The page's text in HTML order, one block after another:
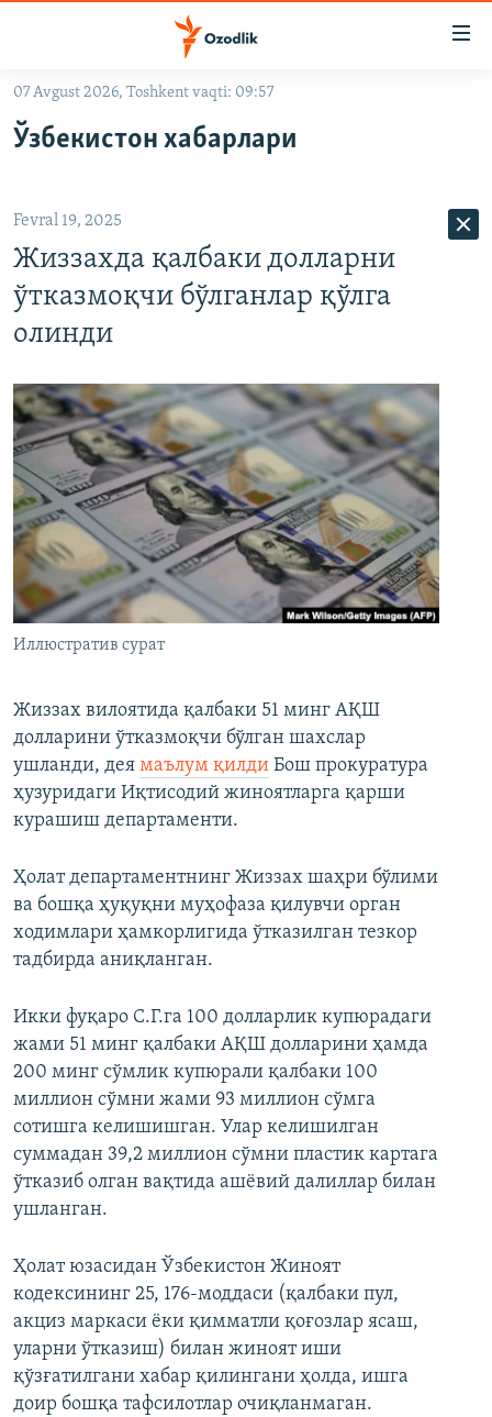
Асосий
Қидиришга
ўтинг
OZODLIK SURISHTIRUVLARI
На русском
ИЖТИМОИЙ ТАРМОҚЛАР
Озодлик бошқа тилларда
07 Avgust 2026, Toshkent vaqti: 09:57
Ўзбекистон хабарлари
Fevral 19, 2025
Жиззахда қалбаки долларни
ўтказмоқчи бўлганлар қўлга
олинди
Иллюстратив сурат
Жиззах вилоятида қалбаки 51 минг АҚШ
долларини ўтказмоқчи бўлган шахслар
ушланди, дея маълум қилди Бош прокуратура
ҳузуридаги Иқтисодий жиноятларга қарши
курашиш департаменти.
Ҳолат департаментнинг Жиззах шаҳри бўлими
ва бошқа ҳуқуқни муҳофаза қилувчи орган
ходимлари ҳамкорлигида ўтказилган тезкор
тадбирда аниқланган.
Икки фуқаро С.Г.га 100 долларлик купюрадаги
жами 51 минг қалбаки АҚШ долларини ҳамда
200 минг сўмлик купюрали қалбаки 100
миллион сўмни жами 93 миллион сўмга
сотишга келишишган. Улар келишилган
суммадан 39,2 миллион сўмни пластик картага
ўтказиб олган вақтида ашёвий далиллар билан
ушланган.
Ҳолат юзасидан Ўзбекистон Жиноят
кодексининг 25, 176-моддаси (қалбаки пул,
акциз маркаси ёки қимматли қоғозлар ясаш,
уларни ўтказиш) билан жиноят иши
қўзғатилгани хабар қилингани ҳолда, ишга
доир бошқа тафсилотлар очиқланмаган.